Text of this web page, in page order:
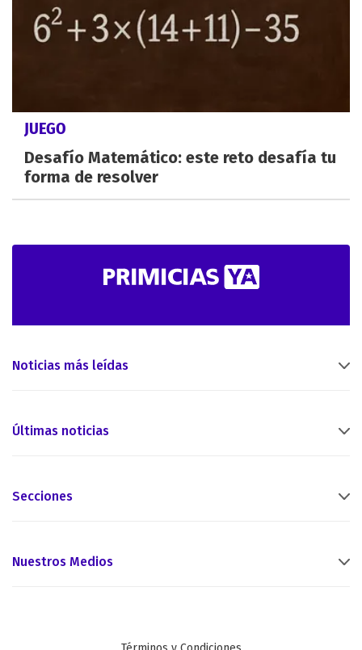
JUEGO
Desafío Matemático: este reto desafía tu
forma de resolver
Noticias más leídas
Últimas noticias
Secciones
Nuestros Medios